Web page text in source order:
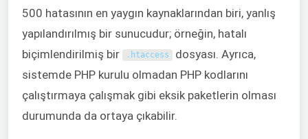
500 hatasının en yaygın kaynaklarından biri, yanlış
yapılandırılmış bir sunucudur; örneğin, hatalı
biçimlendirilmiş bir
. htaccess dosyası. Ayrıca,
sistemde PHP kurulu olmadan PHP kodlarını
çalıştırmaya çalışmak gibi eksik paketlerin olması
durumunda da ortaya çıkabilir.